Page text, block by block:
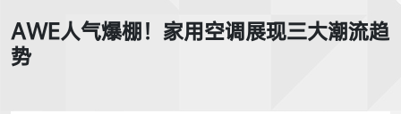
AWE人气爆棚！家用空调展现三大潮流趋
势